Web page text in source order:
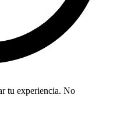
tu experiencia. No